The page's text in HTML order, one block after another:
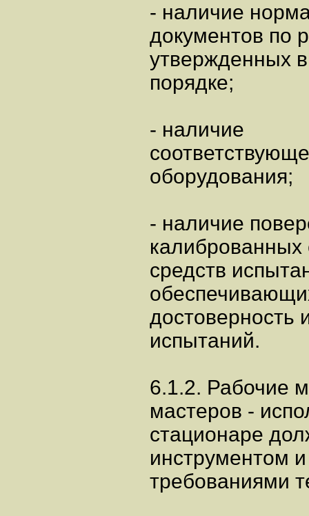
- наличие
документов по
утвержденных
порядке;
- наличие
оборудования;
- наличие
калиброванных
средств
достоверность
испытаний.
6.1.2. Рабочие
мастеров -
стационаре
инструментом
требованиями